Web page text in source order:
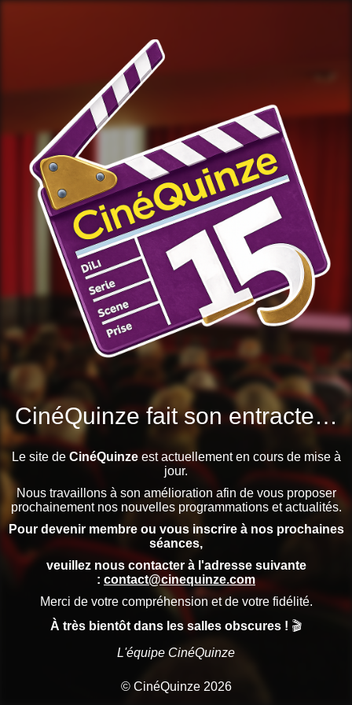
CinéQuinze fait son entracte…
Le site de CinéQuinzeest actuellement en cours de mise à
jour.
Nous travaillons à son amélioration afin de vous proposer
prochainement nos nouvelles programmations et actualités.
Pour devenir membre ou vous inscrire à nos prochaines
séances,
veuillez nous contacter à l'adresse suivante
: contact@cinequinze.com
Merci de votre compréhension et de votre fidélité.
À très bientôt dans les salles obscures ! 🎬
L'équipe CinéQuinze
© CinéQuinze 2026